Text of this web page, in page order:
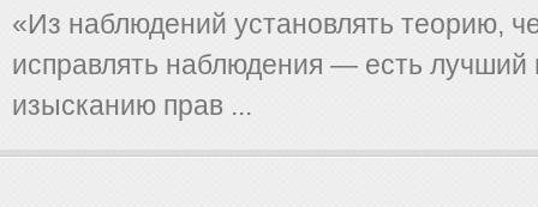
«Из наблюдений установлять теорию,
исправлять наблюдения — есть лучший
изысканию прав ...